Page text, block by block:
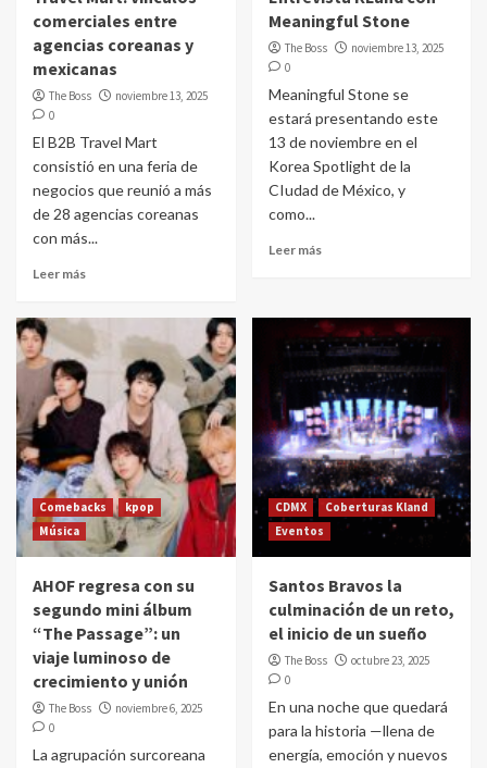
comerciales entre
agencias coreanas y
mexicanas
The Boss
noviembre 13, 2025
0
El B2B Travel Mart
consistió en una feria de
negocios que reunió a más
de 28 agencias coreanas
con más...
Leer más
Meaningful Stone
The Boss
noviembre 13, 2025
0
Meaningful Stone se
estará presentando este
13 de noviembre en el
Korea Spotlight de la
CIudad de México, y
como...
Leer más
Comebacks
kpop
Música
AHOF regresa con su
segundo mini álbum
“The Passage”: un
viaje luminoso de
crecimiento y unión
The Boss
noviembre 6, 2025
0
La agrupación surcoreana
CDMX
Coberturas Kland
Eventos
Santos Bravos la
culminación de un reto,
el inicio de un sueño
The Boss
octubre 23, 2025
0
En una noche que quedará
para la historia —llena de
energía, emoción y nuevos